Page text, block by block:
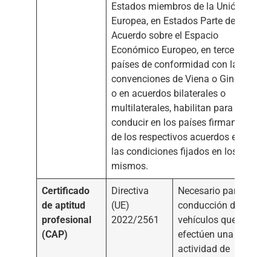
Estados miembros de la Unión
Europea, en Estados Parte del
Acuerdo sobre el Espacio
Económico Europeo, en terceros
países de conformidad con las
convenciones de Viena o Ginebra
o en acuerdos bilaterales o
multilaterales, habilitan para
conducir en los países firmantes
de los respectivos acuerdos en
las condiciones fijados en los
mismos.
Certificado
de aptitud
profesional
(CAP)
Directiva
(UE)
2022/2561
Necesario para la
conducción de
vehículos que
efectúen una
actividad de